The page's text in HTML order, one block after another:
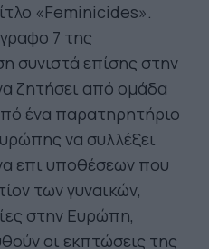
«Feminicides».
7 της
συνιστά επίσης στην
ζητήσει από ομάδα
ένα παρατηρητήριο
να συλλέξει
επι υποθέσεων που
των γυναικών,
στην Ευρώπη,
οι εκπτώσεις της